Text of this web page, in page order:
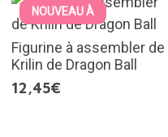
NOUVEAU À
Figurine à assembler de
Krilin de Dragon Ball
12,45€